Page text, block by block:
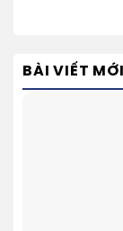
BÀI VIẾT MỚI